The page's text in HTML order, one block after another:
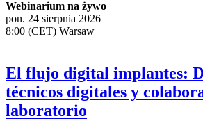
Webinarium na żywo
pon. 24 sierpnia 2026
8:00 (CET) Warsaw
El flujo digital implantes:
técnicos digitales y
laboratorio